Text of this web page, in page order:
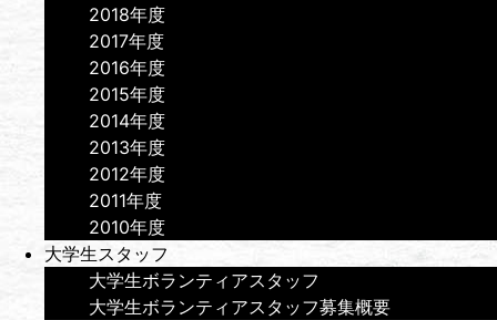
2018年度
2017年度
2016年度
2015年度
2014年度
2013年度
2012年度
2011年度
2010年度
大学生スタッフ
大学生ボランティアスタッフ
大学生ボランティアスタッフ募集概要